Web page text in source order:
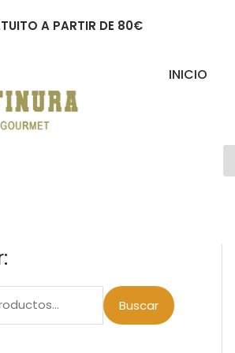
A PARTIR DE 80€
INICIO
Buscar